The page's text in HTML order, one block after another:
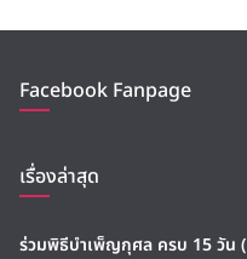
Facebook Fanpage
เรื่องล่าสุด
ร่วมพิธีบำเพ็ญกุศล ครบ 15 วัน